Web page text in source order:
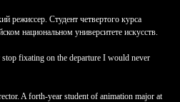
режиссер. Студент четвертого курса
национальном университете искусств.
fixating on the departure I would never
A forth-year student of animation major at